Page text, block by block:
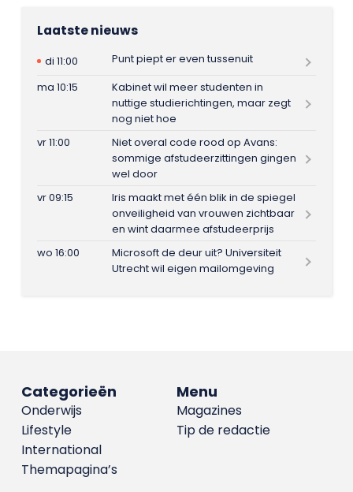
Laatste nieuws
di 11:00
Punt piept er even tussenuit
ma 10:15
Kabinet wil meer studenten in
nuttige studierichtingen, maar zegt
nog niet hoe
vr 11:00
Niet overal code rood op Avans:
sommige afstudeerzittingen gingen
wel door
vr 09:15
Iris maakt met één blik in de spiegel
onveiligheid van vrouwen zichtbaar
en wint daarmee afstudeerprijs
wo 16:00
Microsoft de deur uit? Universiteit
Utrecht wil eigen mailomgeving
Menu
Magazines
Tip de redactie
Categorieën
Onderwijs
Lifestyle
International
Themapagina’s